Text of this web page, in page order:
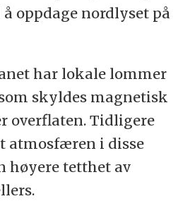
oppdage nordlyset på
har lokale lommer
skyldes magnetisk
overflaten. Tidligere
atmosfæren i disse
høyere tetthet av